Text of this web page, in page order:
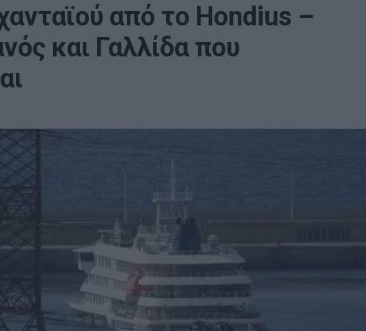
από το Hondius –
και Γαλλίδα που